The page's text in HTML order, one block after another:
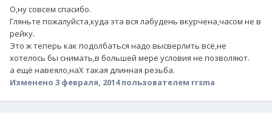
О,ну совсем спасибо.
Гляньте пожалуйста,куда эта вся лабудень вкурчена,часом не в
рейку.
Это ж теперь как подолбаться надо высверлить всё,не
хотелось бы снимать,в большей мере условия не позволяют.
а ещё навеяло,наХ такая длинная резьба.
Изменено 3 февраля, 2014пользователем rrsma